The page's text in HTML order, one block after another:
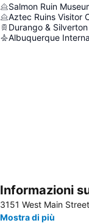
Salmon Ruin
Aztec Ruins Visitor
Durango &
Albuquerque
Espandi mappa
Informazioni
3151 West Main
Mostra di più